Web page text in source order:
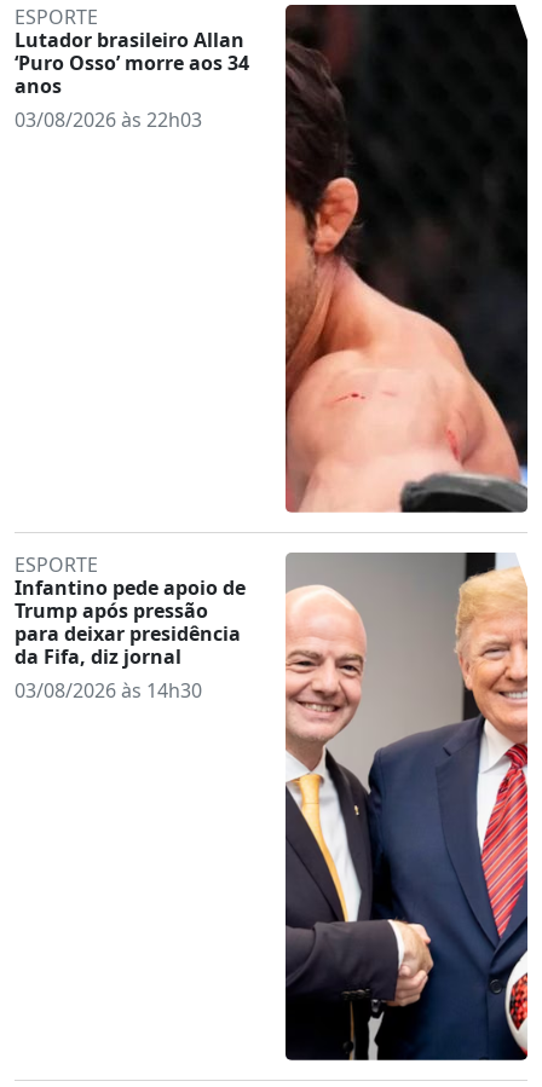
ESPORTE
Lutador brasileiro Allan
‘Puro Osso’ morre aos 34
anos
03/08/2026 às 22h03
ESPORTE
Infantino pede apoio de
Trump após pressão
para deixar presidência
da Fifa, diz jornal
03/08/2026 às 14h30